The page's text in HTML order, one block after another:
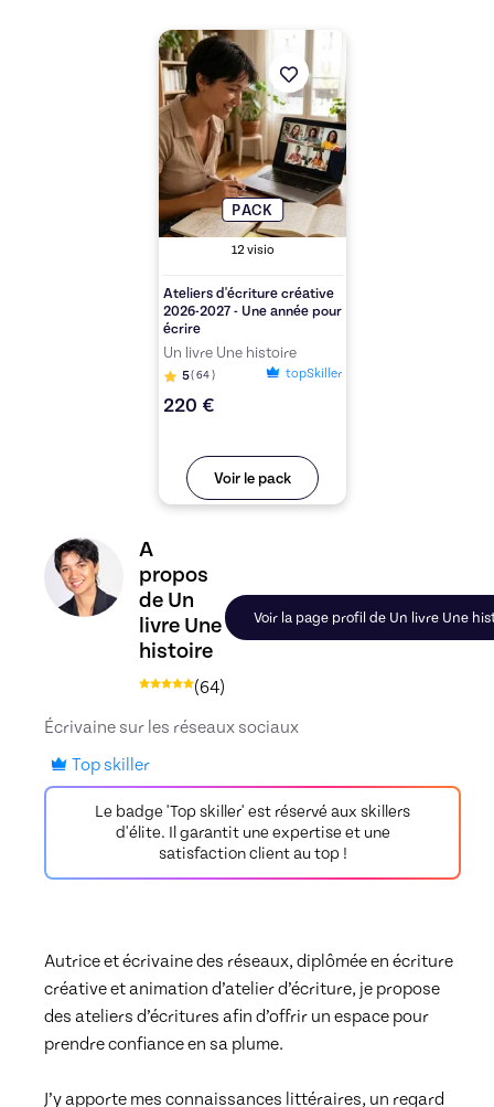
Découvrez l'offre Ateliers d'écriture
PACK
12visio
Ateliers d'écriture créative
2026-2027 - Une année pour
écrire
Un livre Une histoire
5(64) topSkiller
220 €
Voir le pack
Découvrez le profil de Un livre Une histoire,
A
propos
de Un
livre Une
histoire
(64)
Voir la page profil de Un livre Une
Écrivaine sur les réseaux sociaux
Top skiller
Le badge 'Top skiller' est réservé aux skillers
d'élite. Il garantit une expertise et une
satisfaction client au top !
Autrice et écrivaine des réseaux, diplômée en écriture
créative et animation d’atelier d’écriture, je propose
des ateliers d’écritures afin d’offrir un espace pour
prendre confiance en sa plume.
J’y apporte mes connaissances littéraires, un regard